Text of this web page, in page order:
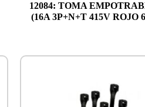
12084: TOMA
(16A 3P+N+T 415V ROJO